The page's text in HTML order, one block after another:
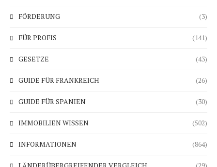
FÖRDERUNG (3)
FÜR PROFIS (141)
GESETZE (43)
GUIDE FÜR FRANKREICH (26)
GUIDE FÜR SPANIEN (30)
IMMOBILIEN WISSEN (502)
INFORMATIONEN (864)